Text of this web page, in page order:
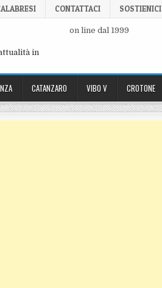
CONTATTACI SOSTIENICI
in
on line dal 1999
CATANZARO VIBO V CROTONE